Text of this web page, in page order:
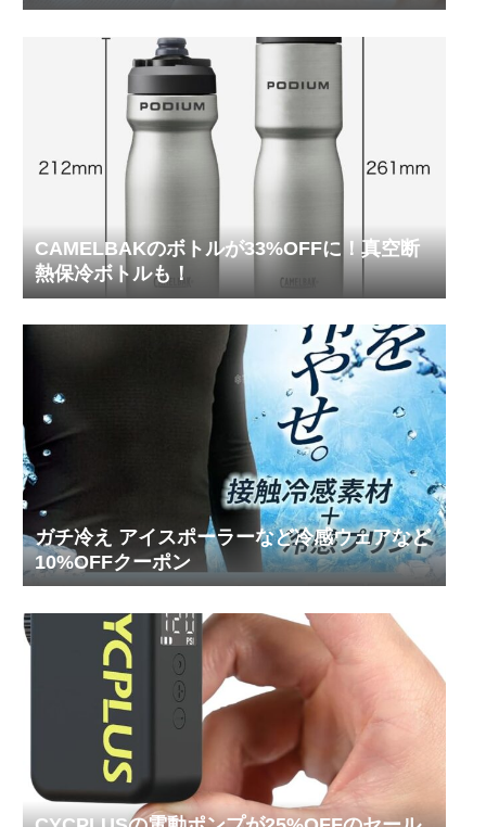
ってみた
CAMELBAKのボトルが33%OFFに！真空断
熱保冷ボトルも！
ガチ冷え アイスポーラーなど冷感ウェアなど
10%OFFクーポン